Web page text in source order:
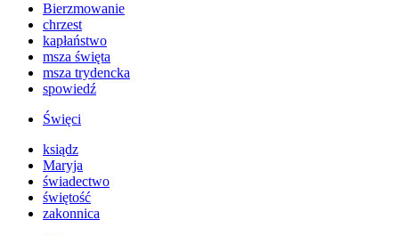
Bierzmowanie
chrzest
kapłaństwo
msza święta
msza trydencka
spowiedź
Święci
ksiądz
Maryja
świadectwo
świętość
zakonnica